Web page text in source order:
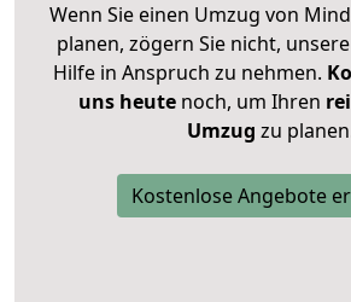
Wenn Sie einen Umzug von
planen, zögern Sie nicht,
Hilfe in Anspruch zu nehmen.
uns heutenoch, um Ihren
Umzug zu
Kostenlose Angebote